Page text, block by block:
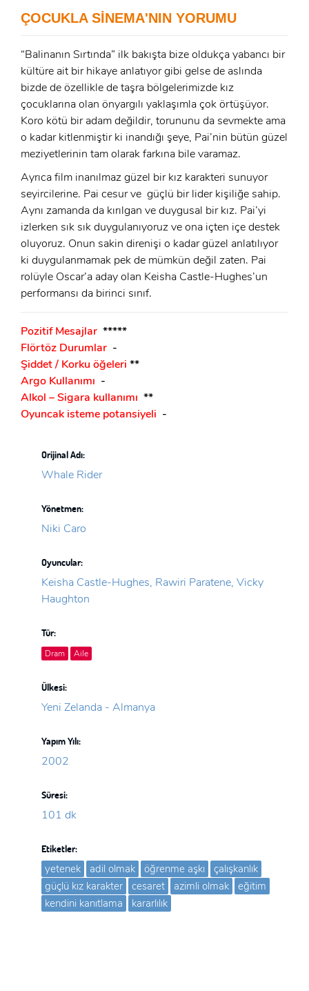
Şifre:
Beni Hatırla Şifremi Unuttum ?
GIRIŞ
ÜYE OL
GIRIŞ
ÇOCUKLA SİNEMA'NIN YORUMU
“Balinanın Sırtında” ilk bakışta bize oldukça yabancı bir
kültüre ait bir hikaye anlatıyor gibi gelse de aslında
bizde de özellikle de taşra bölgelerimizde kız
çocuklarına olan önyargılı yaklaşımla çok örtüşüyor.
Koro kötü bir adam değildir, torununu da sevmekte ama
o kadar kitlenmiştir ki inandığı şeye, Pai’nin bütün güzel
meziyetlerinin tam olarak farkına bile varamaz.
Ayrıca film inanılmaz güzel bir kız karakteri sunuyor
seyircilerine. Pai cesur ve güçlü bir lider kişiliğe sahip.
Aynı zamanda da kırılgan ve duygusal bir kız. Pai’yi
izlerken sık sık duygulanıyoruz ve ona içten içe destek
oluyoruz. Onun sakin direnişi o kadar güzel anlatılıyor
ki duygulanmamak pek de mümkün değil zaten. Pai
rolüyle Oscar’a aday olan Keisha Castle-Hughes’un
performansı da birinci sınıf.
Pozitif Mesajlar *****
Flörtöz Durumlar -
Şiddet / Korku öğeleri **
Argo Kullanımı -
Alkol – Sigara kullanımı **
Oyuncak isteme potansiyeli -
Orijinal Adı:
Whale Rider
Yönetmen:
Niki Caro
Oyuncular:
Keisha Castle-Hughes, Rawiri Paratene, Vicky
Haughton
Tür:
Dram Aile
Ülkesi:
Yeni Zelanda - Almanya
Yapım Yılı:
2002
Süresi:
101 dk
Etiketler:
yetenek adil olmak öğrenme aşkı
çalışkanlık
güçlü kız karakter
cesaret azimli olmak
eğitim
kendini kanıtlama
kararlılık